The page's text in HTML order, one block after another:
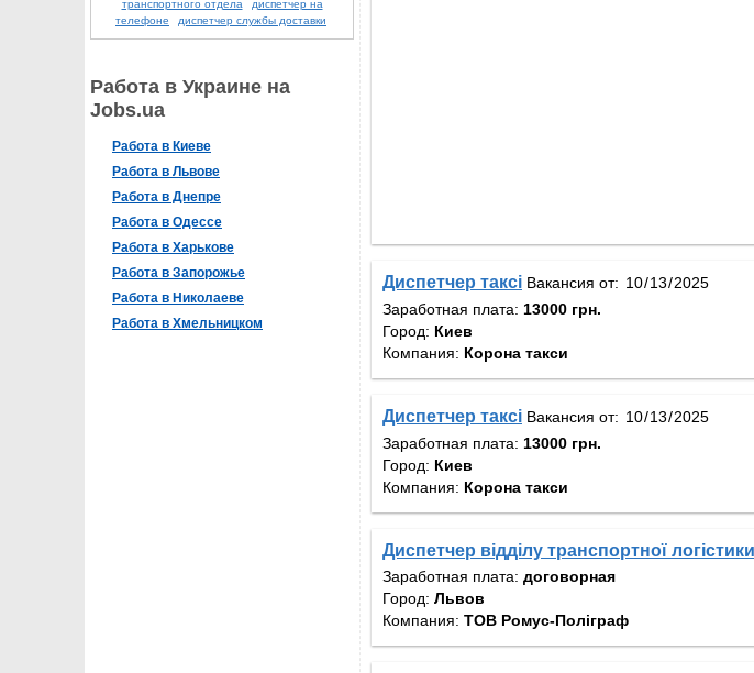
транспортного отдела
диспетчер на
телефоне
диспетчер службы доставки
Работа в Украине на
Jobs.ua
Работа в Киеве
Работа в Львове
Работа в Днепре
Работа в Одессе
Работа в Харькове
Работа в Запорожье
Работа в Николаеве
Работа в Хмельницком
Диспетчер таксі Вакансия от:
Заработная плата: 13000 грн.
Город: Киев
Компания: Корона такси
Диспетчер таксі Вакансия от:
Заработная плата: 13000 грн.
Город: Киев
Компания: Корона такси
Диспетчер відділу транспортної логістики
Заработная плата: договорная
Город: Львов
Компания: ТОВ Ромус-Поліграф